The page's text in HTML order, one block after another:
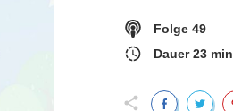
Folge 49
Dauer23min